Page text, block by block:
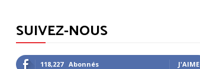
SUIVEZ-NOUS
118,227 Abonnés J'AIME